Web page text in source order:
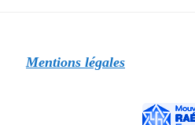
Mentions légales